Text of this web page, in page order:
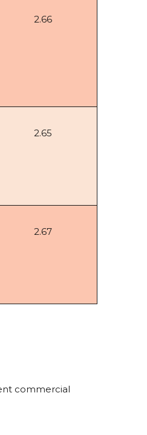
2.66
2.65
2.67
commercial